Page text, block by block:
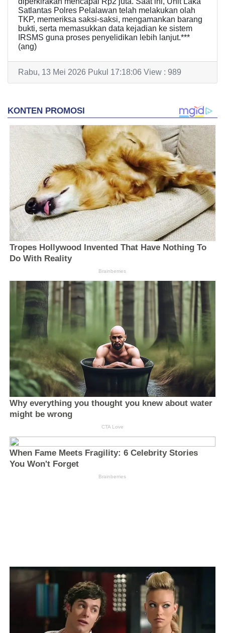
Satlantas Polres Pelalawan telah melakukan olah
TKP, memeriksa saksi-saksi, mengamankan barang
bukti, serta memasukkan data kejadian ke sistem
IRSMS guna proses penyelidikan lebih lanjut.***
(ang)
Rabu, 13 Mei 2026 Pukul 17:18:06 View : 989